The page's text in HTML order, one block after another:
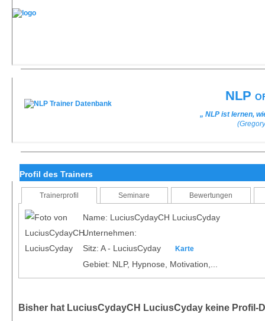
NLP
„ NLP ist lernen,
Profil des Trainers
Trainerprofil Seminare Bewertungen
Name: LuciusCydayCH LuciusCyday
Unternehmen:
Sitz: A - LuciusCyday
Karte
Gebiet: NLP, Hypnose, Motivation,...
Bisher hat LuciusCydayCH LuciusCyday keine Profil-